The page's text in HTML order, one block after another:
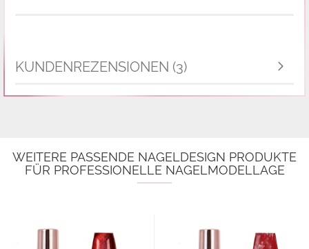
KUNDENREZENSIONEN (3)
WEITERE PASSENDE NAGELDESIGN PRODUKTE
FÜR PROFESSIONELLE NAGELMODELLAGE